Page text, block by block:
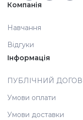
Компанія
Навчання
Відгуки
Інформація
ПУБЛІЧНИЙ
Умови оплати
Умови доставки